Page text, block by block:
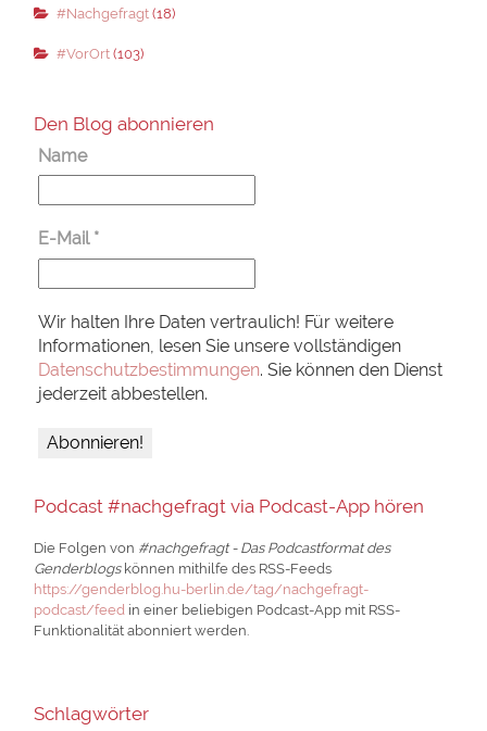
#Nachgefragt(18)
#VorOrt(103)
Den Blog abonnieren
Name
E-Mail *
Wir halten Ihre Daten vertraulich! Für weitere
Informationen, lesen Sie unsere vollständigen
Datenschutzbestimmungen. Sie können den Dienst
jederzeit abbestellen.
Podcast #nachgefragt via Podcast-App hören
Die Folgen von #nachgefragt - Das Podcastformat des
Genderblogskönnen mithilfe des RSS-Feeds
https://genderblog.hu-berlin.de/tag/nachgefragt-
podcast/feed in einer beliebigen Podcast-App mit RSS-
Funktionalität abonniert werden.
Schlagwörter